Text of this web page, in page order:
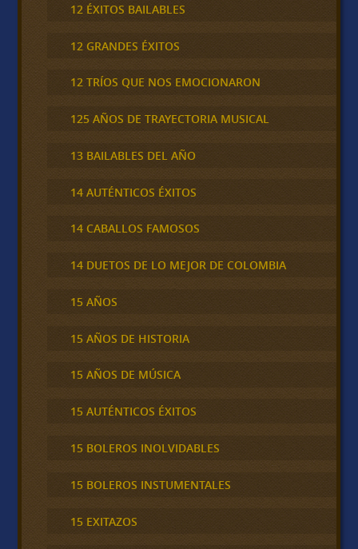
12 ÉXITOS BAILABLES
12 GRANDES ÉXITOS
12 TRÍOS QUE NOS EMOCIONARON
125 AÑOS DE TRAYECTORIA MUSICAL
13 BAILABLES DEL AÑO
14 AUTÉNTICOS ÉXITOS
14 CABALLOS FAMOSOS
14 DUETOS DE LO MEJOR DE COLOMBIA
15 AÑOS
15 AÑOS DE HISTORIA
15 AÑOS DE MÚSICA
15 AUTÉNTICOS ÉXITOS
15 BOLEROS INOLVIDABLES
15 BOLEROS INSTUMENTALES
15 EXITAZOS